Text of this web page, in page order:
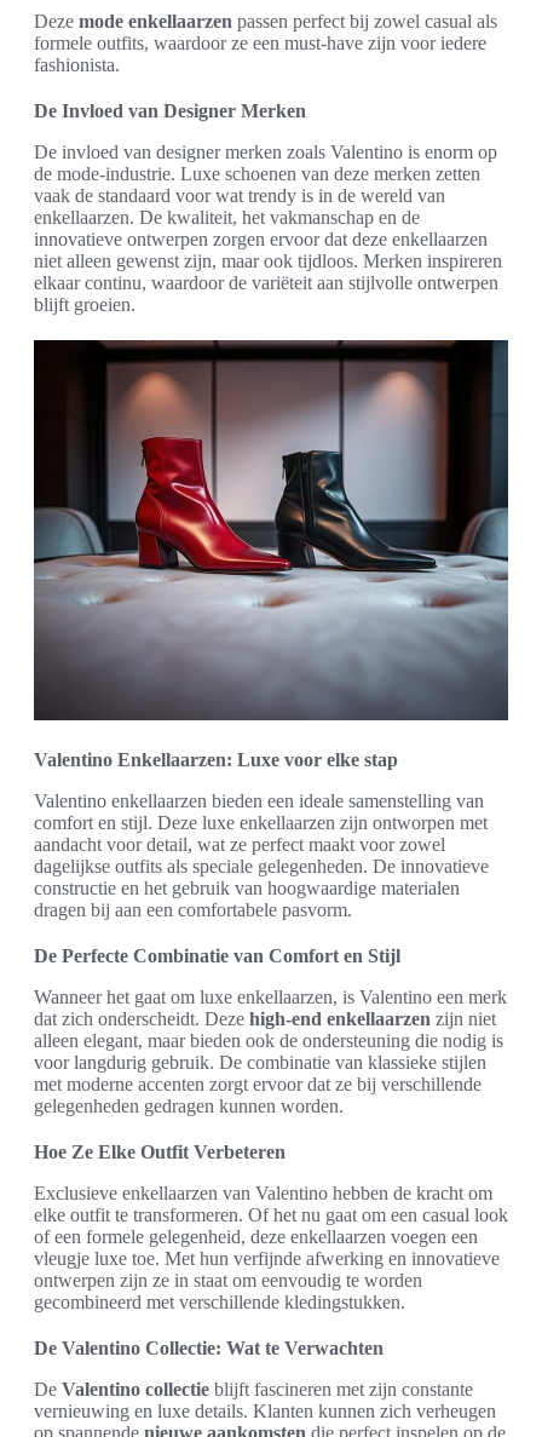
Deze mode enkellaarzen passen perfect bij zowel casual als
formele outfits, waardoor ze een must-have zijn voor iedere
fashionista.
De Invloed van Designer Merken
De invloed van designer merken zoals Valentino is enorm op
de mode-industrie. Luxe schoenen van deze merken zetten
vaak de standaard voor wat trendy is in de wereld van
enkellaarzen. De kwaliteit, het vakmanschap en de
innovatieve ontwerpen zorgen ervoor dat deze enkellaarzen
niet alleen gewenst zijn, maar ook tijdloos. Merken inspireren
elkaar continu, waardoor de variëteit aan stijlvolle ontwerpen
blijft groeien.
Valentino Enkellaarzen: Luxe voor elke stap
Valentino enkellaarzen bieden een ideale samenstelling van
comfort en stijl. Deze luxe enkellaarzen zijn ontworpen met
aandacht voor detail, wat ze perfect maakt voor zowel
dagelijkse outfits als speciale gelegenheden. De innovatieve
constructie en het gebruik van hoogwaardige materialen
dragen bij aan een comfortabele pasvorm.
De Perfecte Combinatie van Comfort en Stijl
Wanneer het gaat om luxe enkellaarzen, is Valentino een merk
dat zich onderscheidt. Deze high-end enkellaarzen zijn niet
alleen elegant, maar bieden ook de ondersteuning die nodig is
voor langdurig gebruik. De combinatie van klassieke stijlen
met moderne accenten zorgt ervoor dat ze bij verschillende
gelegenheden gedragen kunnen worden.
Hoe Ze Elke Outfit Verbeteren
Exclusieve enkellaarzen van Valentino hebben de kracht om
elke outfit te transformeren. Of het nu gaat om een casual look
of een formele gelegenheid, deze enkellaarzen voegen een
vleugje luxe toe. Met hun verfijnde afwerking en innovatieve
ontwerpen zijn ze in staat om eenvoudig te worden
gecombineerd met verschillende kledingstukken.
De Valentino Collectie: Wat te Verwachten
De Valentino collectie blijft fascineren met zijn constante
vernieuwing en luxe details. Klanten kunnen zich verheugen
op spannende nieuwe aankomsten die perfect inspelen op de